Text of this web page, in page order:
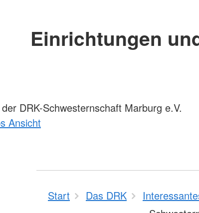
Einrichtungen
DRK-Schwesternschaft Marburg e.V.
Ansicht
Start Das DRK